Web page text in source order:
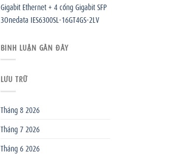
Gigabit Ethernet + 4 cổng Gigabit SFP
3Onedata IES6300SL-16GT4GS-2LV
BÌNH LUẬN GẦN ĐÂY
LƯU TRỮ
Tháng 8 2026
Tháng 7 2026
Tháng 6 2026